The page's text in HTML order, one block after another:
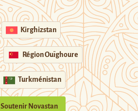
Kirghizstan
Région Ouïghoure
Turkménistan
Soutenir Novastan